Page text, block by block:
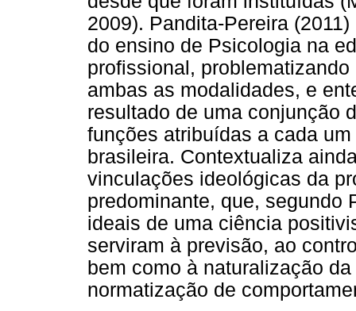
2009). Pandita-Pereira
do ensino de Psicologia na
profissional,
ambas as modalidades, e
resultado de uma conjunção
funções atribuídas a cada
brasileira. Contextualiza
vinculações ideológicas da
predominante, que, segundo
ideais de uma ciência
serviram à previsão, ao
bem como à naturalização
normatização de